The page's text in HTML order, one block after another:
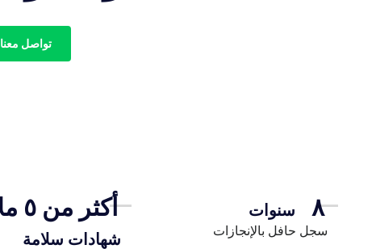
تواصل معنا
٨ سنوات
سجل حافل بالإنجازات
أكثر من ٥ ملايين
شهادات سلامة